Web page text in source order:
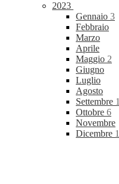
2023
Gennaio 3
Febbraio
Marzo
Aprile
Maggio 2
Giugno
Luglio
Agosto
Settembre 1
Ottobre 6
Novembre
Dicembre 1